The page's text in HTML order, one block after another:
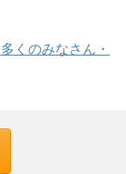
くのみなさん・